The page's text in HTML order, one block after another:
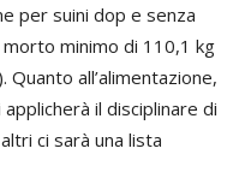
per suini dop e senza
minimo di 110,1 kg
all’alimentazione,
il disciplinare di
ci sarà una lista